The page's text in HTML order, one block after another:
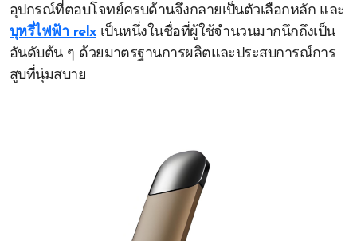
อุปกรณ์ที่ตอบโจทย์ครบด้านจึงกลายเป็นตัวเลือกหลัก และ
บุหรี่ไฟฟ้า relxเป็นหนึ่งในชื่อที่ผู้ใช้จำนวนมากนึกถึงเป็น
อันดับต้น ๆ ด้วยมาตรฐานการผลิตและประสบการณ์การ
สูบที่นุ่มสบาย